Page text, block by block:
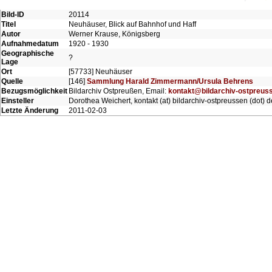
Bild-ID
20114
Titel
Neuhäuser, Blick auf Bahnhof und Haff
Autor
Werner Krause, Königsberg
Aufnahmedatum
1920 - 1930
Geographische
Lage
?
Ort
[57733] Neuhäuser
Quelle
[146] Sammlung Harald Zimmermann/Ursula Behrens
Bezugsmöglichkeit Bildarchiv Ostpreußen, Email: kontakt@bildarchiv-
Einsteller
Dorothea Weichert, kontakt (at) bildarchiv-ostpreussen (dot)
Letzte Änderung
2011-02-03